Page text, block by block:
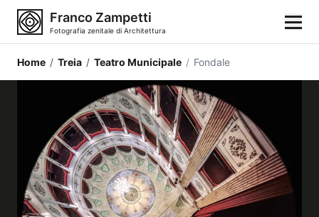
Franco Zampetti
Fotografia zenitale di Architettura
Home
Fotografie
Categorie di edifici
Luoghi
Home / Treia / Teatro Municipale / Fondale